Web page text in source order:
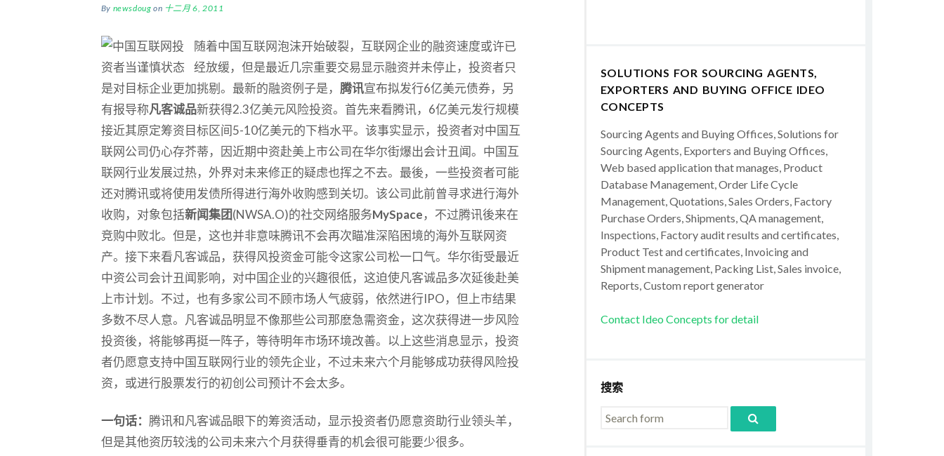
By newsdoug on 十二月 6, 2011
随着中国互联网泡沫开始破裂，互联网企业的融资速度或许已
经放缓，但是最近几宗重要交易显示融资并未停止，投资者只
是对目标企业更加挑剔。最新的融资例子是， 腾讯宣布拟发行6亿美元债券，另
有报导称凡客诚品新获得2.3亿美元风险投资。首先来看腾讯，6亿美元发行规模
接近其原定筹资目标区间5-10亿美元的下档水平。该事实显示，投资者对中国互
联网公司仍心存芥蒂，因近期中资赴美上市公司在华尔街爆出会计丑闻。中国互
联网行业发展过热，外界对未来修正的疑虑也挥之不去。最後，一些投资者可能
还对腾讯或将使用发债所得进行海外收购感到关切。该公司此前曾寻求进行海外
收购，对象包括新闻集团(NWSA.O)的社交网络服务MySpace，不过腾讯後来在
竞购中败北。但是，这也并非意味腾讯不会再次瞄准深陷困境的海外互联网资
产。接下来看凡客诚品，获得风投资金可能令这家公司松一口气。华尔街受最近
中资公司会计丑闻影响，对中国企业的兴趣很低，这迫使凡客诚品多次延後赴美
上市计划。不过，也有多家公司不顾市场人气疲弱，依然进行IPO，但上市结果
多数不尽人意。凡客诚品明显不像那些公司那麽急需资金，这次获得进一步风险
投资後，将能够再挺一阵子，等待明年市场环境改善。以上这些消息显示，投资
者仍愿意支持中国互联网行业的领先企业，不过未来六个月能够成功获得风险投
资，或进行股票发行的初创公司预计不会太多。
一句话： 腾讯和凡客诚品眼下的筹资活动，显示投资者仍愿意资助行业领头羊，
但是其他资历较浅的公司未来六个月获得垂青的机会很可能要少很多。
SOLUTIONS FOR SOURCING AGENTS,
EXPORTERS AND BUYING OFFICE IDEO
CONCEPTS
Sourcing Agents and Buying Offices, Solutions for
Sourcing Agents, Exporters and Buying Offices,
Web based application that manages, Product
Database Management, Order Life Cycle
Management, Quotations, Sales Orders, Factory
Purchase Orders, Shipments, QA management,
Inspections, Factory audit results and certificates,
Product Test and certificates, Invoicing and
Shipment management, Packing List, Sales invoice,
Reports, Custom report generator
Contact Ideo Concepts for detail
搜索